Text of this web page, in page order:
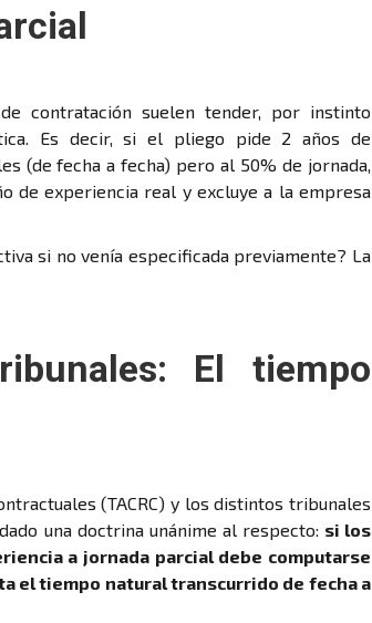
contratación suelen tender, por instinto
Es decir, si el pliego pide 2 años de
(de fecha a fecha) pero al 50% de jornada,
de experiencia real y excluye a la empresa
si no venía especificada previamente? La
El tiempo
(TACRC) y los distintos tribunales
una doctrina unánime al respecto: si los
a jornada parcial debe computarse
el tiempo natural transcurrido de fecha a